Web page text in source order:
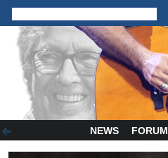
NEWS FORUM